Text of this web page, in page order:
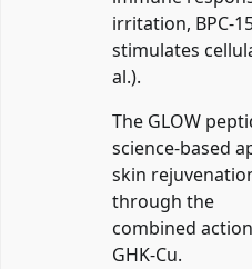
irritation, BPC-
stimulates
al.).
The GLOW
science-based
skin
through the
combined action
GHK-Cu.